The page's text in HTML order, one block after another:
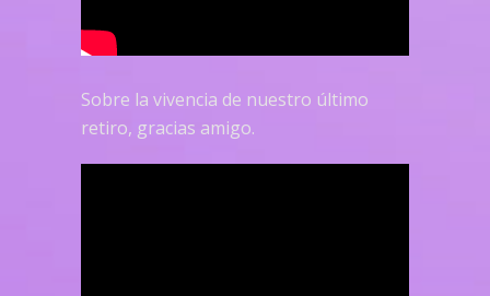
Sobre la vivencia de nuestro último
retiro, gracias amigo.